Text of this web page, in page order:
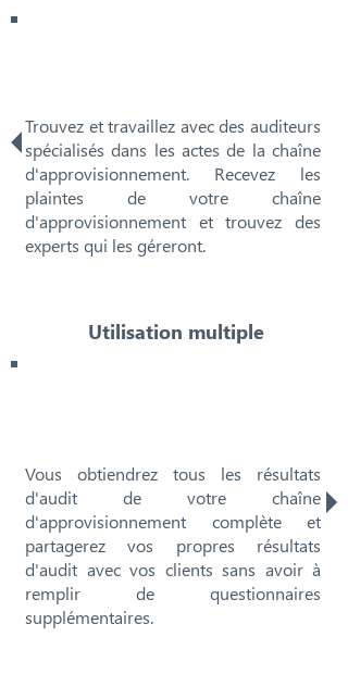
Trouvez et travaillez avec des auditeurs
spécialisés dans les actes de la chaîne
d'approvisionnement. Recevez les
plaintes de votre chaîne
d'approvisionnement et trouvez des
experts qui les géreront.
Utilisation multiple
Vous obtiendrez tous les résultats
d'audit de votre chaîne
d'approvisionnement complète et
partagerez vos propres résultats
d'audit avec vos clients sans avoir à
remplir de questionnaires
supplémentaires.